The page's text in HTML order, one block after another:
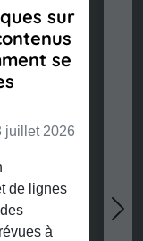
sur
se
juillet 2026
de lignes
à